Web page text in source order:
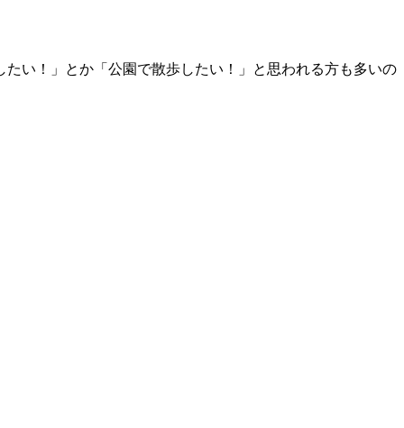
い！」とか「公園で散歩したい！」と思われる方も多いの